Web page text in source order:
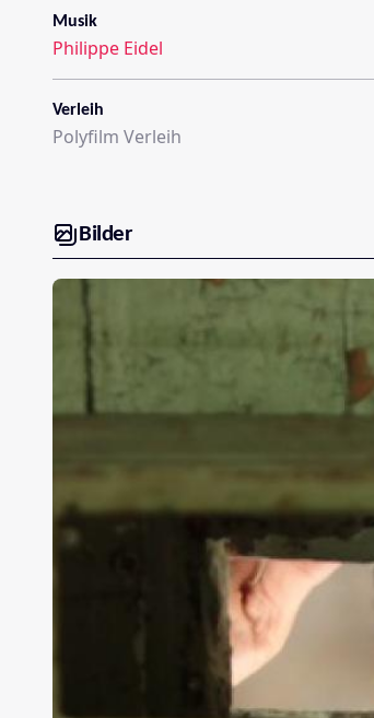
Musik
Philippe Eidel
Verleih
Polyfilm Verleih
Bilder